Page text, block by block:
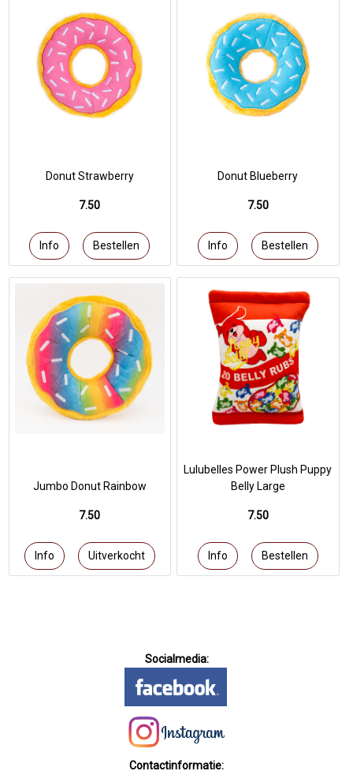
Donut Strawberry
7.50
Donut Blueberry
7.50
Jumbo Donut Rainbow
7.50
Lulubelles Power Plush Puppy
Belly Large
7.50
Socialmedia:
Contactinformatie: